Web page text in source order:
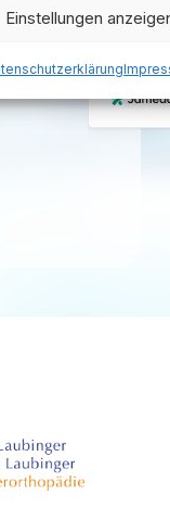
Einstellungen